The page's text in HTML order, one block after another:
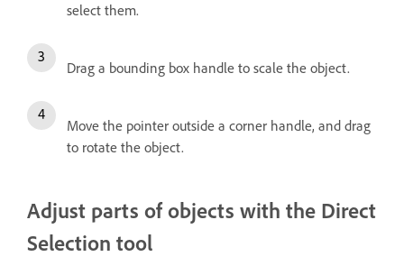
select them.
Drag a bounding box handle to scale the object.
Move the pointer outside a corner handle, and drag
to rotate the object.
Adjust parts of objects with the Direct
Selection tool